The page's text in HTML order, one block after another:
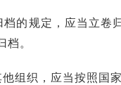
的规定，应当立卷
档。
组织，应当按照国